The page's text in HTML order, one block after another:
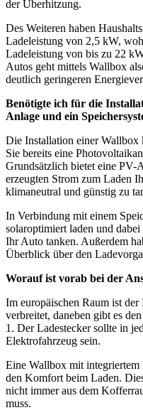
der Überhitzung.
Des Weiteren haben
Ladeleistung von 2,5 kW,
Ladeleistung von bis zu 22
Autos geht mittels Wallbox
deutlich geringeren
Benötigte ich für die
Anlage und ein
Die Installation einer Wallbox
Sie bereits eine
Grundsätzlich bietet eine PV-
erzeugten Strom zum Laden
klimaneutral und günstig zu
In Verbindung mit einem
solaroptimiert laden und
Ihr Auto tanken. Außerdem
Überblick über den
Worauf ist vorab bei der
Im europäischen Raum ist
verbreitet, daneben gibt es
1. Der Ladestecker sollte in
Elektrofahrzeug sein.
Eine Wallbox mit integriertem
den Komfort beim Laden.
nicht immer aus dem
muss.